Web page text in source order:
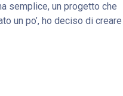
semplice, un progetto che
un po’, ho deciso di creare